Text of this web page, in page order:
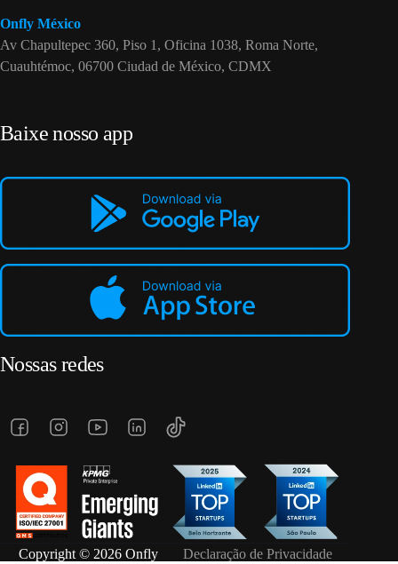
Onfly México
Av Chapultepec 360, Piso 1, Oficina 1038, Roma Norte,
Cuauhtémoc, 06700 Ciudad de México, CDMX
Baixe nosso app
Nossas redes
Copyright © 2026 Onfly Declaração de Privacidade